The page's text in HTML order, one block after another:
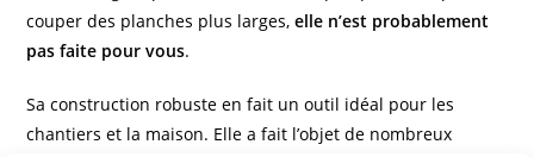
couper des planches plus larges,elle n’est probablement
pas faite pour vous.
Sa construction robuste en fait un outil idéal pour les
chantiers et la maison. Elle a fait l’objet de nombreux